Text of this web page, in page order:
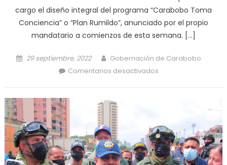
cargo el diseño integral del programa “Carabobo Toma
Conciencia” o “Plan Rumildo”, anunciado por el propio
mandatario a comienzos de esta semana. […]
Posted on
29 septiembre, 2022 Author
Gobernación de Carabobo
Comentarios desactivados
Toma Conciencia”